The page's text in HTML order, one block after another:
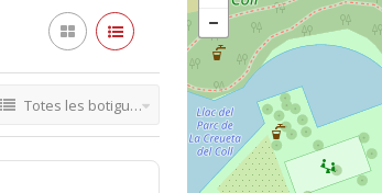
Totes les botigues i empreses